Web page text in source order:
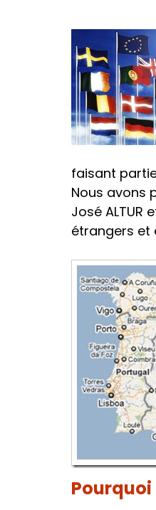
faisant
Nous avons
José ALTUR
étrangers et
Pourquoi